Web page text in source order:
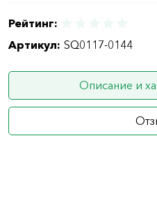
Рейтинг:
Артикул: SQ0117-0144
Описание и